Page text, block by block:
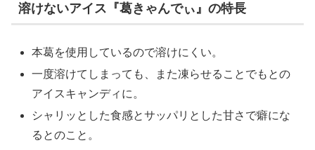
溶けないアイス『葛きゃんでぃ』の特長
本葛を使用しているので溶けにくい。
一度溶けてしまっても、また凍らせることでもとの
アイスキャンディに。
シャリッとした食感とサッパリとした甘さで癖にな
るとのこと。